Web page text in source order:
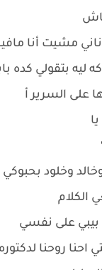
مشيت أنا
ليه بتقولي كده
على السرير أ
وخلود
على نفسي
احنا روحنا